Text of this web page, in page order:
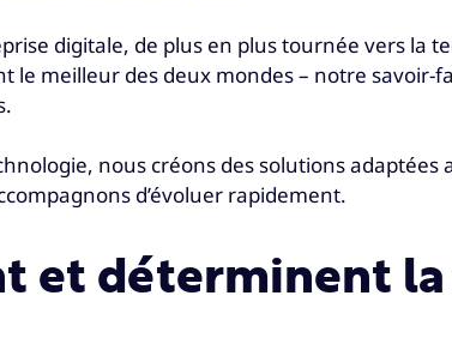
digitale, de plus en plus tournée vers la
le meilleur des deux mondes – notre
nous créons des solutions
d’évoluer rapidement.
et déterminent